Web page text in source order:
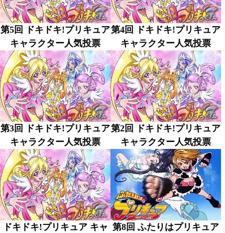
第5回 ドキドキ!プリキュア
キャラクター人気投票
第4回 ドキドキ!プリキュア
キャラクター人気投票
第3回 ドキドキ!プリキュア
キャラクター人気投票
第2回 ドキドキ!プリキュア
キャラクター人気投票
ドキドキ!プリキュア キャ 第8回 ふたりはプリキュア